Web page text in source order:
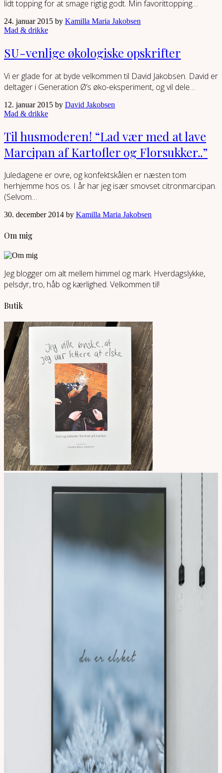
lidt topping for at smage rigtig godt. Min favorittopping…
24. januar 2015 by Kamilla Maria Jakobsen
Mad & drikke
SU-venlige økologiske opskrifter
Vi er glade for at byde velkommen til David Jakobsen. David er
deltager i Generation Ø’s øko-eksperiment, og vil dele…
12. januar 2015 by David Jakobsen
Mad & drikke
Til husmoderen! “Lad vær med at lave
Marcipan af Kartofler og Florsukker..”
Juledagene er ovre, og konfektskålen er næsten tom
herhjemme hos os. I år har jeg især smovset citronmarcipan.
(Selvom…
30. december 2014 by Kamilla Maria Jakobsen
Om mig
Jeg blogger om alt mellem himmel og mark. Hverdagslykke,
pelsdyr, tro, håb og kærlighed. Velkommen til!
Butik